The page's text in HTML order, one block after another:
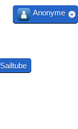
Sailtube
Anonyme